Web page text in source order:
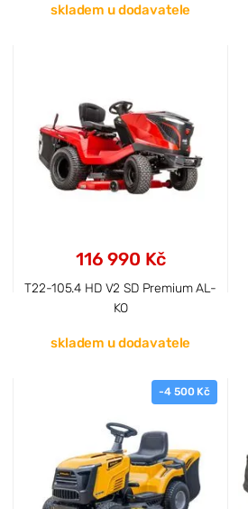
skladem u dodavatele
116 990 Kč
T22-105.4 HD V2 SD Premium AL-
KO
skladem u dodavatele
-4 500 Kč